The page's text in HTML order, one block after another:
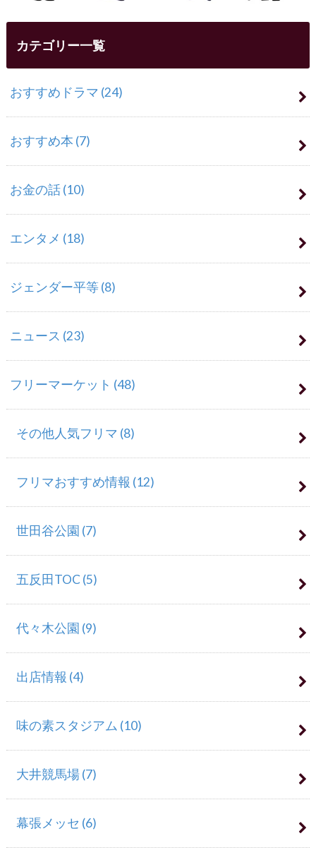
カテゴリー一覧
おすすめドラマ (24)
おすすめ本 (7)
お金の話(10)
エンタメ (18)
ジェンダー平等(8)
ニュース (23)
フリーマーケット (48)
その他人気フリマ (8)
フリマおすすめ情報 (12)
世田谷公園 (7)
五反田TOC(5)
代々木公園 (9)
出店情報 (4)
味の素スタジアム (10)
大井競馬場(7)
幕張メッセ (6)